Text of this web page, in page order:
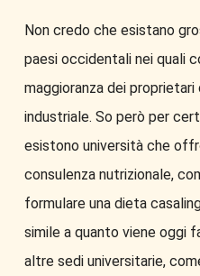
Non credo che esistano
paesi occidentali nei quali
maggioranza dei
industriale. So però per
esistono università che
consulenza nutrizionale,
formulare una dieta
simile a quanto viene oggi
altre sedi universitarie,